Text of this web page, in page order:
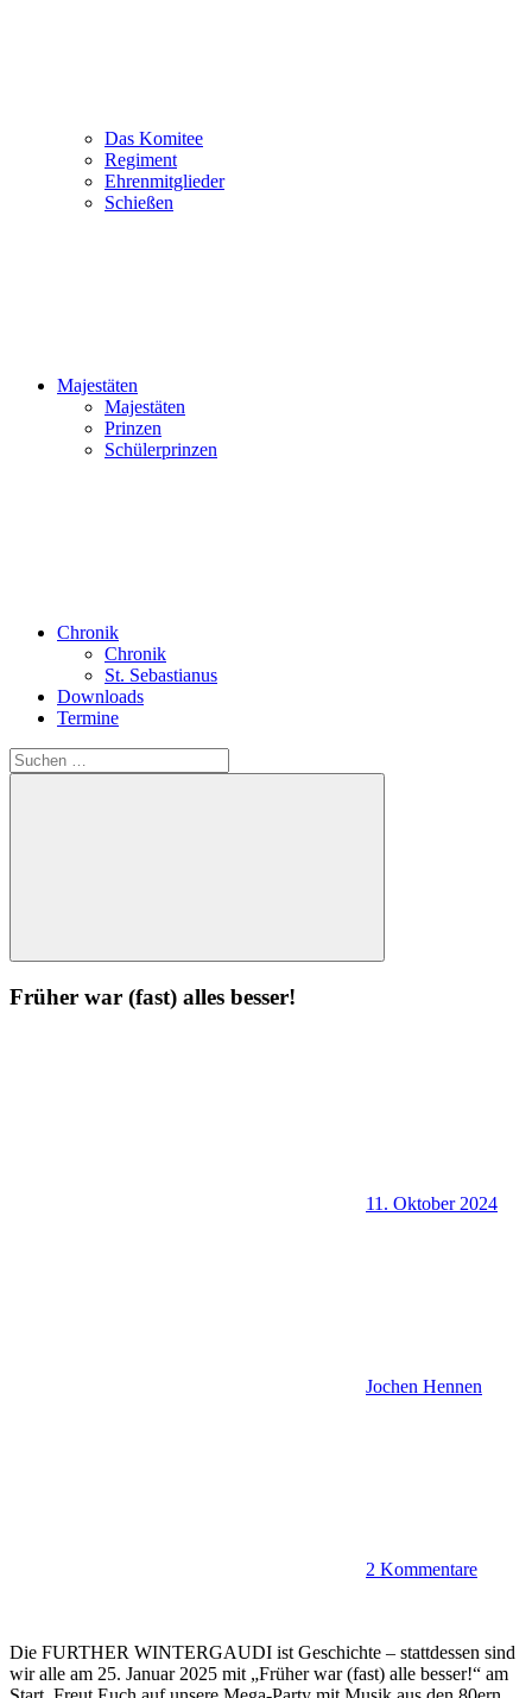
Das Komitee
Regiment
Ehrenmitglieder
Schießen
Majestäten
Majestäten
Prinzen
Schülerprinzen
Chronik
Chronik
St. Sebastianus
Downloads
Termine
Suchen
nach:
Suchen
Früher war (fast) alles besser!
11. Oktober 2024
Jochen Hennen
2 Kommentare
Die FURTHER WINTERGAUDI ist Geschichte – stattdessen sind
wir alle am 25. Januar 2025 mit „Früher war (fast) alle besser!“ am